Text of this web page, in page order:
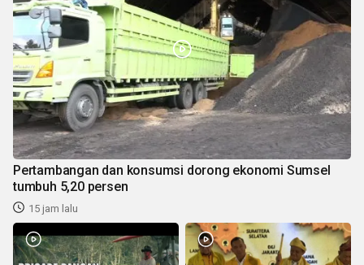
Pertambangan dan konsumsi dorong ekonomi Sumsel
tumbuh 5,20 persen
15 jam lalu